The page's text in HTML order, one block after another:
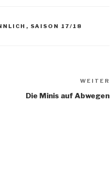
, SAISON 17/18
WEITER
Die Minis auf Abwegen